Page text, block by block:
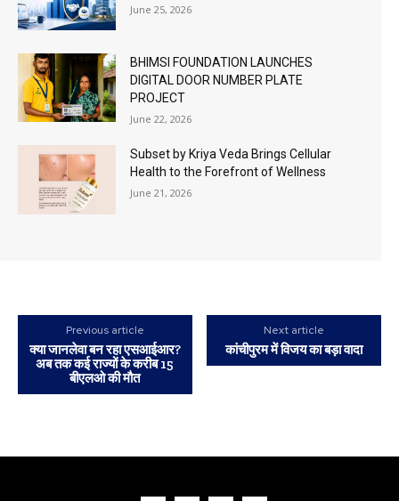
June 25, 2026
BHIMSI FOUNDATION LAUNCHES
DIGITAL DOOR NUMBER PLATE
PROJECT
June 22, 2026
Subset by Kriya Veda Brings Cellular
Health to the Forefront of Wellness
June 21, 2026
Previous article
क्या जानलेवा बन रहा एसआईआर?
अब तक कई राज्यों के करीब 15
बीएलओ की मौत
Next article
कांचीपुरम में विजय का बड़ा वादा